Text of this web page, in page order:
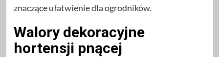
znaczące ułatwienie dla ogrodników.
Walory dekoracyjne
hortensji pnącej